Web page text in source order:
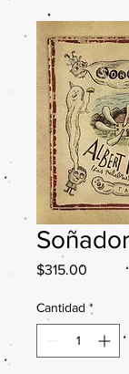
$315.00
Cantidad *